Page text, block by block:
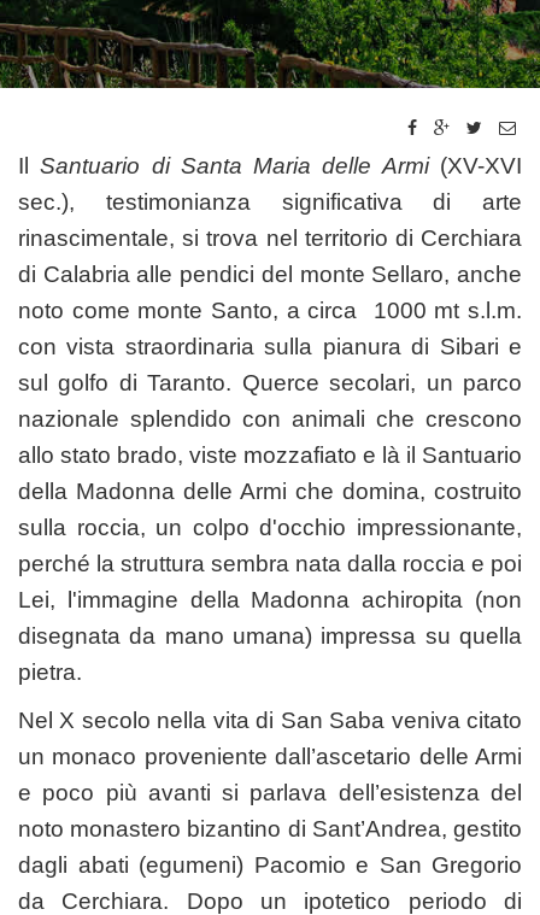
IlSantuario di Santa Maria delle Armi(XV-XVI
sec.), testimonianza significativa di arte
rinascimentale, si trova nel territorio di Cerchiara
di Calabria alle pendici del monte Sellaro, anche
noto come monte Santo, a circa 1000 mt s.l.m.
con vista straordinaria sulla pianura di Sibari e
sul golfo di Taranto. Querce secolari, un parco
nazionale splendido con animali che crescono
allo stato brado, viste mozzafiato e là il Santuario
della Madonna delle Armi che domina, costruito
sulla roccia, un colpo d'occhio impressionante,
perché la struttura sembra nata dalla roccia e poi
Lei, l'immagine della Madonna achiropita (non
disegnata da mano umana) impressa su quella
pietra.
Nel X secolo nella vita di San Saba veniva citato
un monaco proveniente dall’ascetario delle Armi
e poco più avanti si parlava dell’esistenza del
noto monastero bizantino di Sant’Andrea, gestito
dagli abati (egumeni) Pacomio e San Gregorio
da Cerchiara. Dopo un ipotetico periodo di